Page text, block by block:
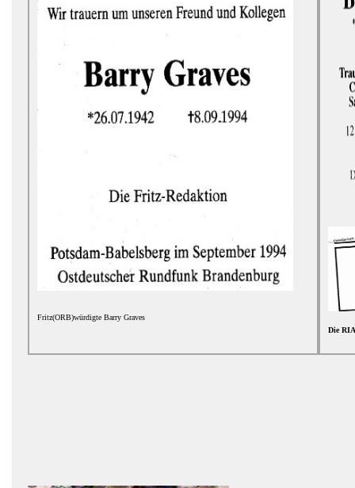
Fritz(ORB)würdigte Barry Graves
Die